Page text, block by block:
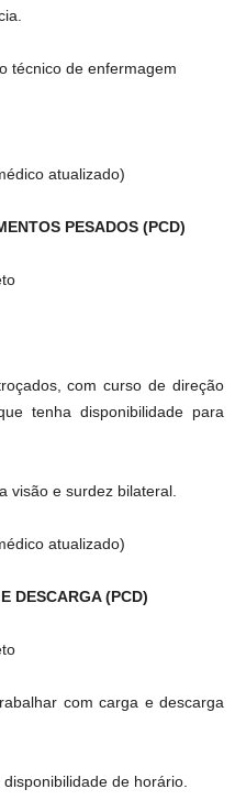
técnico de enfermagem
atualizado)
PESADOS (PCD)
com curso de direção
tenha disponibilidade para
visão e surdez bilateral.
atualizado)
DESCARGA (PCD)
com carga e descarga
de horário.